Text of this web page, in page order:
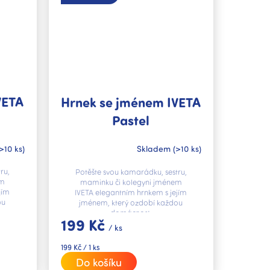
ks)
Hrnek se jménem IVETA
Pastel
Skladem (>10 ks)
199 Kč / ks
Měrná
cena:
199 Kč / 1 ks
Do košíku
Potěšte svou kamarádku, sestru,
maminku či kolegyni jménem
IVETA elegantním hrnkem s jejím
jménem, který ozdobí každou
domácnost.